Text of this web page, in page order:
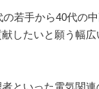
若手から40代の
したいと願う幅
といった電気関